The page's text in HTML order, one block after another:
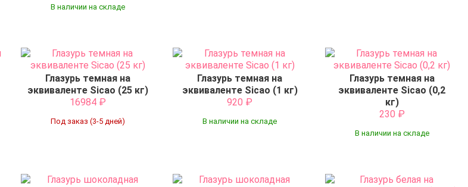
В наличии на складе
Глазурь темная на
эквиваленте Sicao (25 кг)
16984 ₽
Под заказ (3-5 дней)
Глазурь темная на
эквиваленте Sicao (1 кг)
920 ₽
В наличии на складе
Глазурь темная на
эквиваленте Sicao (0,2
кг)
230 ₽
В наличии на складе